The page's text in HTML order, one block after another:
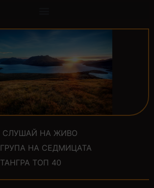
СЛУШАЙ НА ЖИВО
ГРУПА НА СЕДМИЦАТА
ТАНГРА ТОП 40